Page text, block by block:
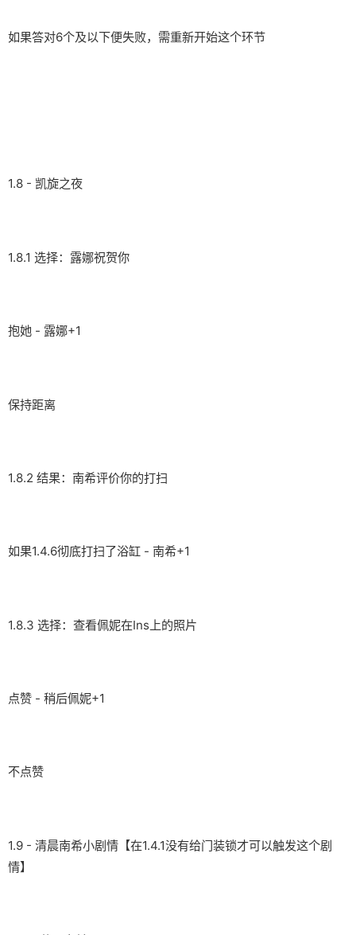
如果答对6个及以下便失败，需重新开始这个环节
1.8 - 凯旋之夜
1.8.1 选择：露娜祝贺你
抱她 - 露娜+1
保持距离
1.8.2 结果：南希评价你的打扫
如果1.4.6彻底打扫了浴缸 - 南希+1
1.8.3 选择：查看佩妮在Ins上的照片
点赞 - 稍后佩妮+1
不点赞
1.9 - 清晨南希小剧情【在1.4.1没有给门装锁才可以触发这个剧
情】